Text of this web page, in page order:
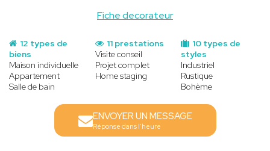
Fiche decorateur
12 types de
biens
Maison individuelle
Appartement
Salle de bain
10 types de
styles
Industriel
Rustique
Bohème
11 prestations
Visite conseil
Projet complet
Home staging
ENVOYER UN MESSAGE
Réponse dans l'heure